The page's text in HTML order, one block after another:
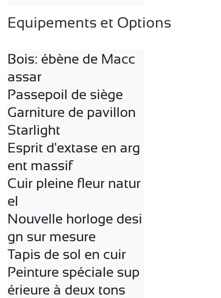
Equipements et Options
Bois: ébène de Macc
assar
Passepoil de siège
Garniture de pavillon
Starlight
Esprit d'extase en arg
ent massif
Cuir pleine fleur natur
el
Nouvelle horloge desi
gn sur mesure
Tapis de sol en cuir
Peinture spéciale sup
érieure à deux tons